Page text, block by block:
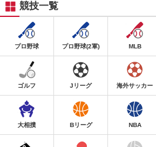
競技一覧
プロ野球 プロ野球(2軍) MLB
ゴルフ Jリーグ 海外サッカー
大相撲 Bリーグ NBA